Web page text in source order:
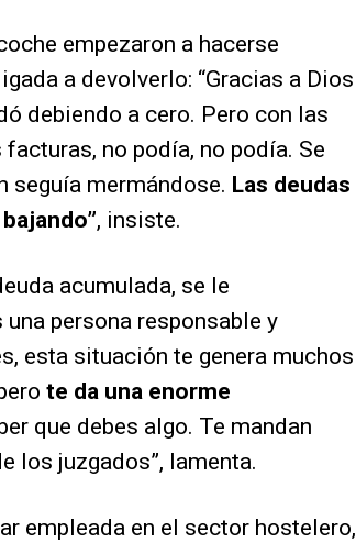
empezaron a hacerse
a devolverlo: “Gracias a Dios
debiendo a cero. Pero con las
no podía, no podía. Se
seguía mermándose. Las deudas
, insiste.
acumulada, se le
persona responsable y
esta situación te genera muchos
te da una enorme
que debes algo. Te mandan
los juzgados”, lamenta.
empleada en el sector hostelero,